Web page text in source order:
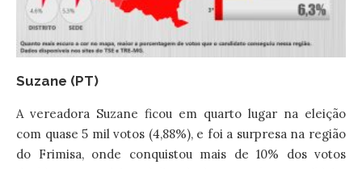
Suzane (PT)
A vereadora Suzane ficou em quarto lugar na eleição
com quase 5 mil votos (4,88%), e foi a surpresa na região
do Frimisa, onde conquistou mais de 10% dos votos